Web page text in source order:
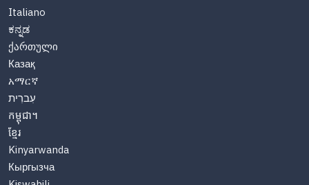
Italiano
ಕನ್ನಡ
ქართული
Казақ
አማርኛ
עִברִית
កម្ពុជា។
ខ្មែរ
Kinyarwanda
Кыргызча